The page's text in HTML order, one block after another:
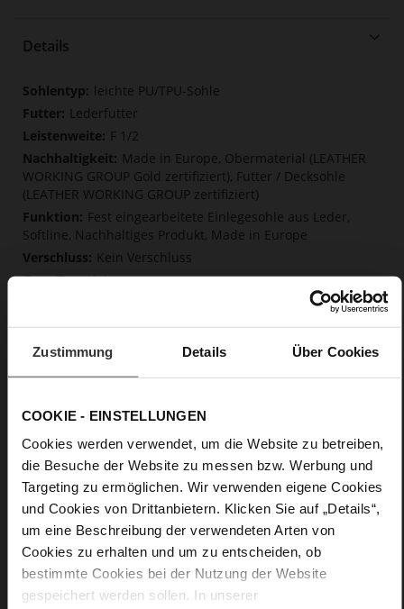
Zustimmung Details Über Cookies
COOKIE - EINSTELLUNGEN
Cookies werden verwendet, um die Website zu betreiben,
die Besuche der Website zu messen bzw. Werbung und
Targeting zu ermöglichen. Wir verwenden eigene Cookies
und Cookies von Drittanbietern. Klicken Sie auf „Details“,
um eine Beschreibung der verwendeten Arten von
Cookies zu erhalten und um zu entscheiden, ob
bestimmte Cookies bei der Nutzung der Website
gespeichert werden sollen. In unserer
Details
Mehr
Informationen
leichte PU/TPU-Sohle
Lederfutter
F 1/2
Made in Europe, Obermaterial (LEATHER
WORKING GROUP Gold zertifiziert), Futter / Decksohle
(LEATHER WORKING GROUP zertifiziert)
Fest eingearbeitete Einlegesohle aus Leder,
Softline, Nachhaltiges Produkt, Made in Europe
Kein Verschluss
Nein
Blockabsatz
weiches, anschmiegsames Lammleder mit
Seidenglanz und perlisiertem Finish